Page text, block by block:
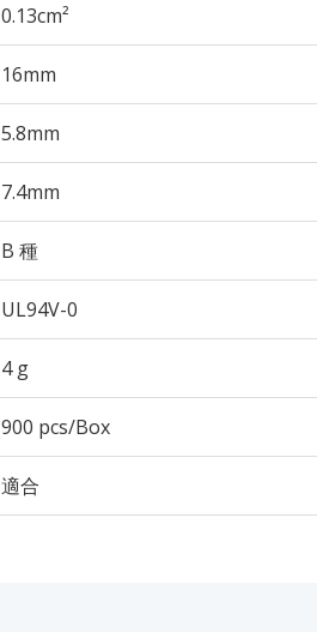
0.13cm²
16mm
5.8mm
7.4mm
B 種
UL94V-0
4 g
900 pcs/Box
適合